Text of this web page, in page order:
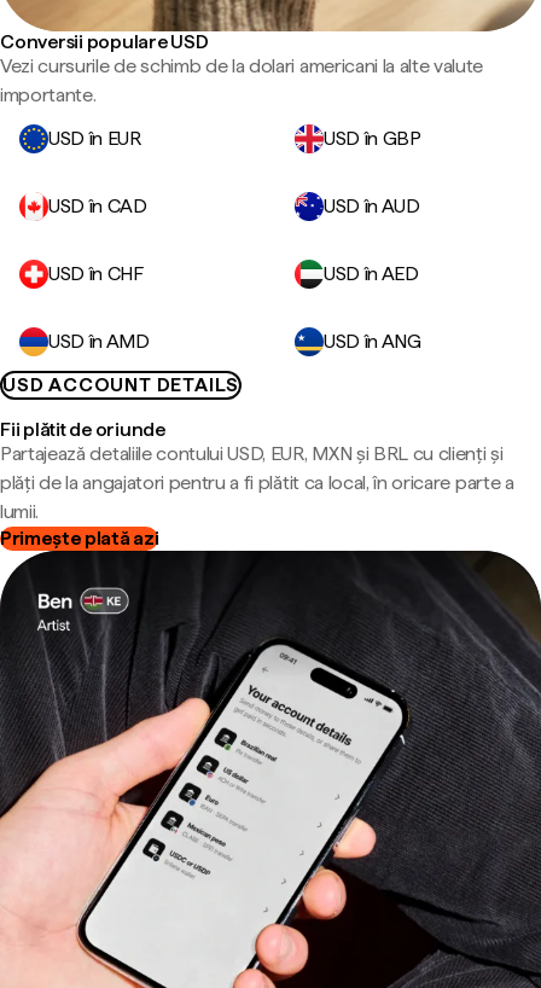
Conversii populare USD
Vezi cursurile de schimb de la dolari americani la alte valute
importante.
USD în EUR
USD în GBP
USD în CAD USD în AUD
USD în CHF USD în AED
USD în AMD
USD în ANG
USD ACCOUNT DETAILS
Fii plătit de oriunde
Partajează detaliile contului USD, EUR, MXN și BRL cu clienți și
plăți de la angajatori pentru a fi plătit ca local, în oricare parte a
lumii.
Primește plată azi